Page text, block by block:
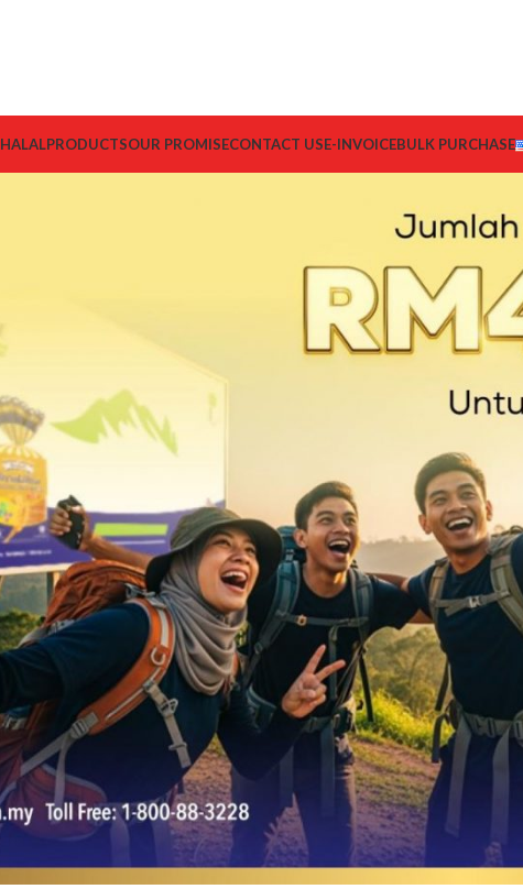
HALALPRODUCTSOUR PROMISECONTACT USE-INVOICEBULK PURCHASE